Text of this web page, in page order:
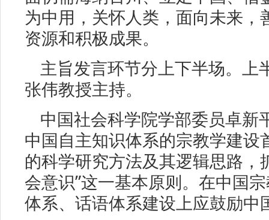
为中用，关怀人类，面向未来，
资源和积极成果。
主旨发言环节分上下半场。上
张伟教授主持。
中国社会科学院学部委员卓新
中国自主知识体系的宗教学建设
的科学研究方法及其逻辑思路，
会意识”这一基本原则。在中国
体系、话语体系建设上应鼓励中